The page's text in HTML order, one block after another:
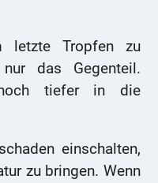
letzte Tropfen zu
das Gegenteil.
noch tiefer in die
einschalten,
zu bringen. Wenn